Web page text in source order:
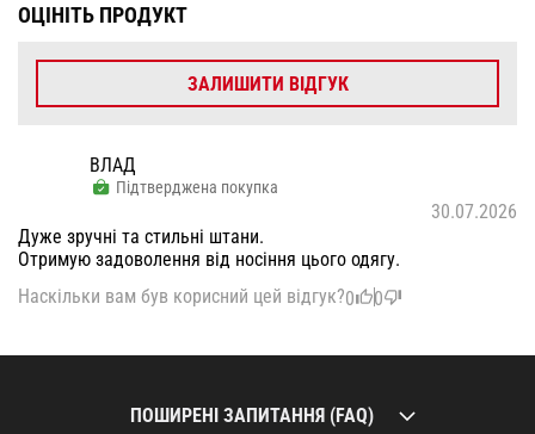
ОЦІНІТЬ ПРОДУКТ
ЗАЛИШИТИ ВІДГУК
ВЛАД
Підтверджена покупка
30.07.2026
Дуже зручні та стильні штани.
Отримую задоволення від носіння цього одягу.
Наскільки вам був корисний цей відгук?0 0
ПОШИРЕНІ ЗАПИТАННЯ (FAQ)